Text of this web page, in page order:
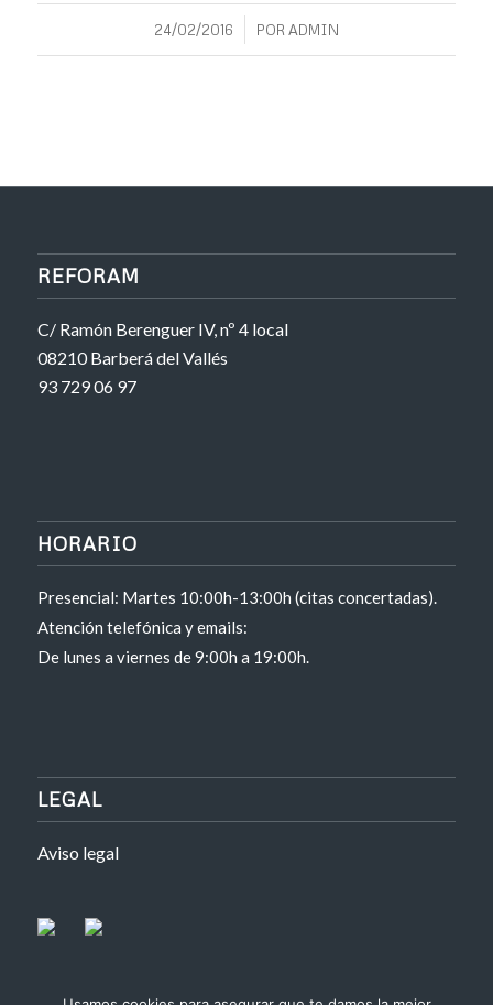
24/02/2016
/ PORADMIN
REFORAM
C/ Ramón Berenguer IV, nº 4 local
08210 Barberá del Vallés
93 729 06 97
HORARIO
Presencial: Martes 10:00h-13:00h (citas concertadas).
Atención telefónica y emails:
De lunes a viernes de 9:00h a 19:00h.
LEGAL
Aviso legal